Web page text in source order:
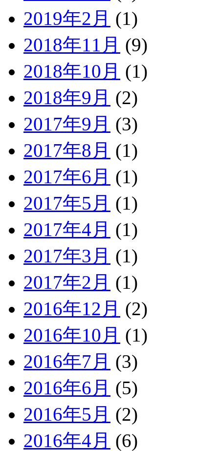
2019年2月 (1)
2018年11月 (9)
2018年10月 (1)
2018年9月 (2)
2017年9月 (3)
2017年8月 (1)
2017年6月 (1)
2017年5月 (1)
2017年4月 (1)
2017年3月 (1)
2017年2月 (1)
2016年12月 (2)
2016年10月 (1)
2016年7月 (3)
2016年6月 (5)
2016年5月 (2)
2016年4月 (6)